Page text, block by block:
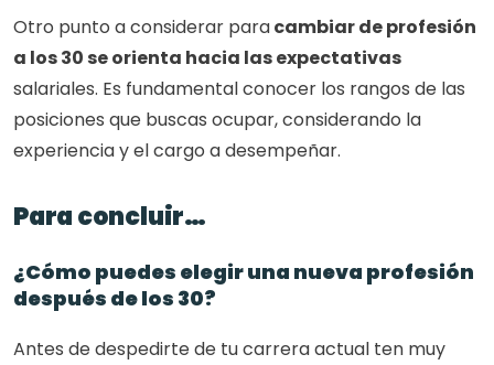
Otro punto a considerar para cambiar de profesión
a los 30 se orienta hacia las expectativas
salariales. Es fundamental conocer los rangos de las
posiciones que buscas ocupar, considerando la
experiencia y el cargo a desempeñar.
Para concluir…
¿Cómo puedes elegir una nueva profesión
después de los 30?
Antes de despedirte de tu carrera actual ten muy